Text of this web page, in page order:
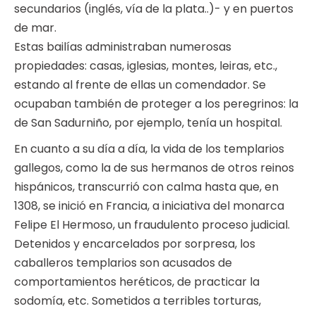
secundarios (inglés, vía de la plata..)- y en puertos
de mar.
Estas bailías administraban numerosas
propiedades: casas, iglesias, montes, leiras, etc.,
estando al frente de ellas un comendador. Se
ocupaban también de proteger a los peregrinos: la
de San Sadurniño, por ejemplo, tenía un hospital.
En cuanto a su día a día, la vida de los templarios
gallegos, como la de sus hermanos de otros reinos
hispánicos, transcurrió con calma hasta que, en
1308, se inició en Francia, a iniciativa del monarca
Felipe El Hermoso, un fraudulento proceso judicial.
Detenidos y encarcelados por sorpresa, los
caballeros templarios son acusados de
comportamientos heréticos, de practicar la
sodomía, etc. Sometidos a terribles torturas,